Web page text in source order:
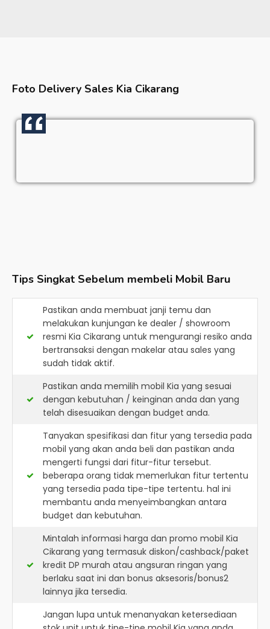
Foto Delivery Sales Kia Cikarang
Tips Singkat Sebelum membeli Mobil Baru
Pastikan anda membuat janji temu dan
melakukan kunjungan ke dealer / showroom
resmi Kia Cikarang untuk mengurangi resiko anda
bertransaksi dengan makelar atau sales yang
sudah tidak aktif.
Pastikan anda memilih mobil Kia yang sesuai
dengan kebutuhan / keinginan anda dan yang
telah disesuaikan dengan budget anda.
Tanyakan spesifikasi dan fitur yang tersedia pada
mobil yang akan anda beli dan pastikan anda
mengerti fungsi dari fitur-fitur tersebut.
beberapa orang tidak memerlukan fitur tertentu
yang tersedia pada tipe-tipe tertentu. hal ini
membantu anda menyeimbangkan antara
budget dan kebutuhan.
Mintalah informasi harga dan promo mobil Kia
Cikarang yang termasuk diskon/cashback/paket
kredit DP murah atau angsuran ringan yang
berlaku saat ini dan bonus aksesoris/bonus2
lainnya jika tersedia.
Jangan lupa untuk menanyakan ketersediaan